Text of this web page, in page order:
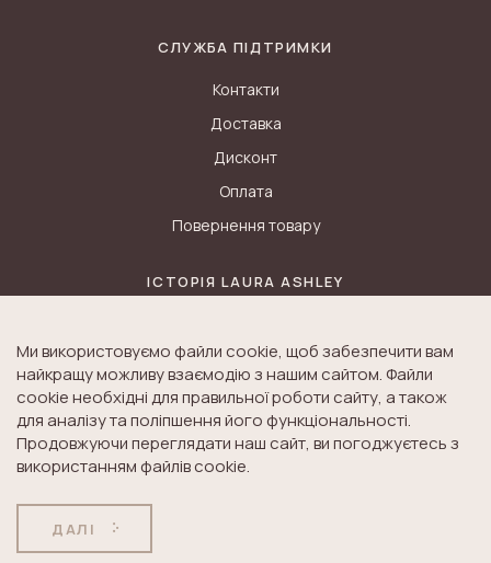
СЛУЖБА ПІДТРИМКИ
Контакти
Доставка
Дисконт
Оплата
Повернення товару
ІСТОРІЯ LAURA ASHLEY
Історія K&A
Історія Laura Ashley
ДОГОВІР ПУБЛІЧНОЇ
Ми використовуємо файли cookie, щоб забезпечити вам
найкращу можливу взаємодію з нашим сайтом. Файли
cookie необхідні для правильної роботи сайту, а також
для аналізу та поліпшення його функціональності.
Продовжуючи переглядати наш сайт, ви погоджуєтесь з
використанням файлів cookie.
ДАЛІ